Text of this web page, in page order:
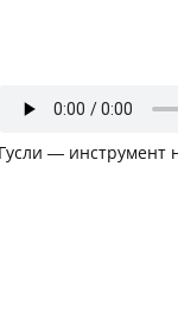
Гусли — инструмент